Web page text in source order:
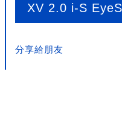
XV 2.0 i-S
分享給朋友